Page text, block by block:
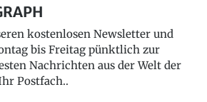
kostenlosen Newsletter und
bis Freitag pünktlich zur
Nachrichten aus der Welt der
Postfach..